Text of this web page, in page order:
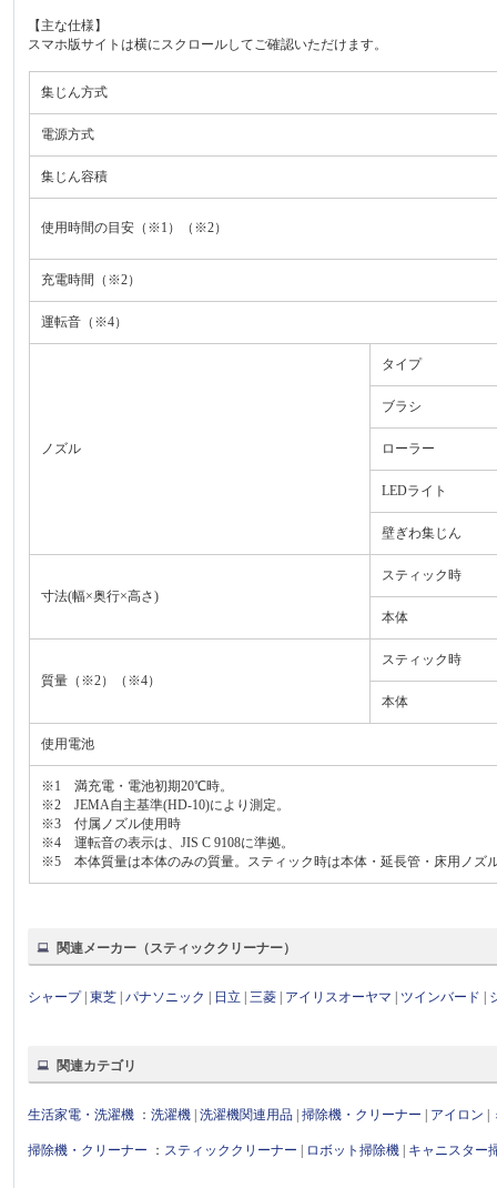
【主な仕様】
スマホ版サイトは横にスクロールしてご確認いただけます。
集じん方式
電源方式
集じん容積
使用時間の目安（※1）（※2）
充電時間（※2）
運転音（※4）
ノズル
タイプ
ブラシ
ローラー
LEDライト
壁ぎわ集じん
寸法(幅×奥行×高さ)
スティック時
本体
質量（※2）（※4）
スティック時
本体
使用電池
※1 満充電・電池初期20℃時。
※2 JEMA自主基準(HD-10)により測定。
※3 付属ノズル使用時
※4 運転音の表示は、JIS C 9108に準拠。
※5 本体質量は本体のみの質量。スティック時は本体・延長管・床用ノズ
関連メーカー（スティッククリーナー）
シャープ|東芝 |パナソニック 日立 |三菱 アイリスオーヤマ ツインバード
関連カテゴリ
生活家電・洗濯機 ：洗濯機 |洗濯機関連用品 |掃除機・クリーナー アイロン
掃除機・クリーナー ： スティッククリーナー ロボット掃除機 キャニスター